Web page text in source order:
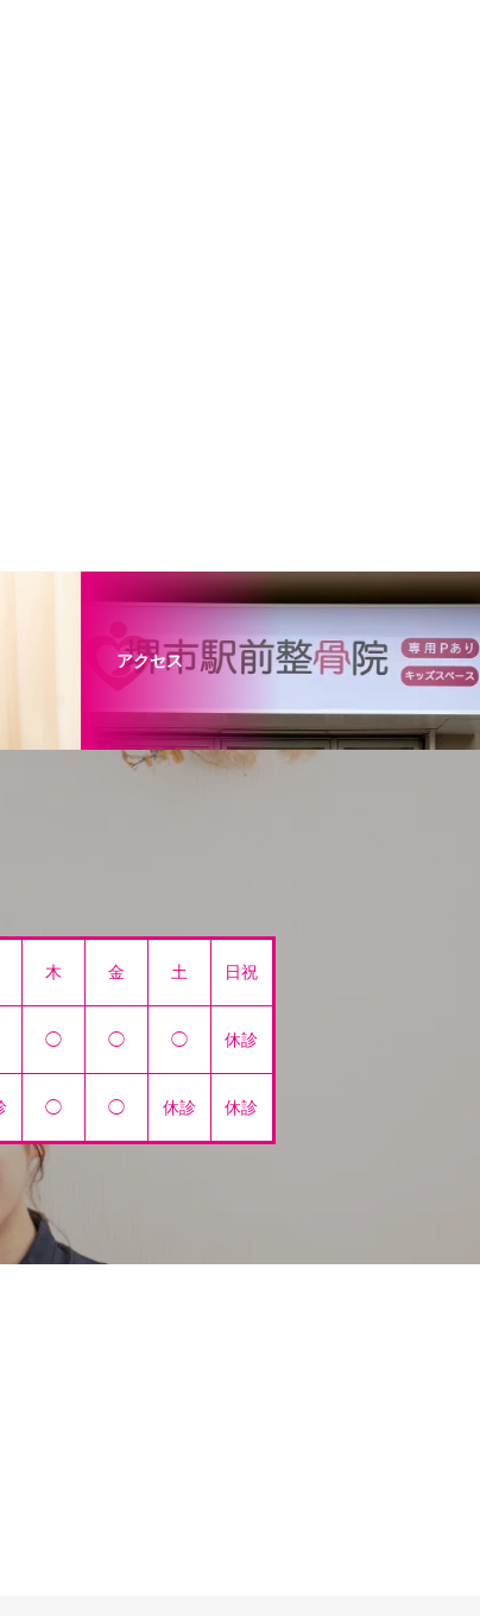
アクセス
木 金 土 日祝
◯ ◯ ◯ 休診
◯ ◯ 休診 休診